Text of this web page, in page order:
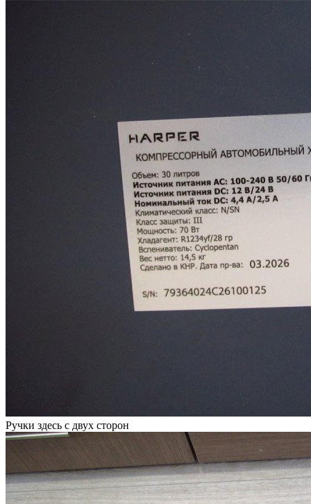
Ручки здесь с двух сторон